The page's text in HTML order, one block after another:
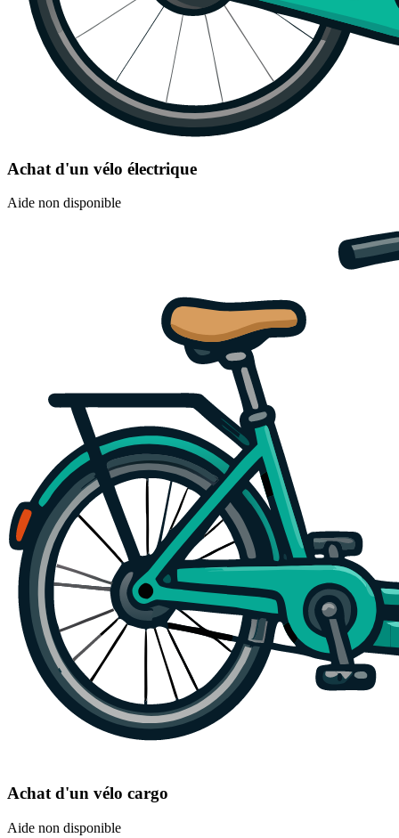
Achat d'un vélo électrique
Aide non disponible
Achat d'un vélo cargo
Aide non disponible